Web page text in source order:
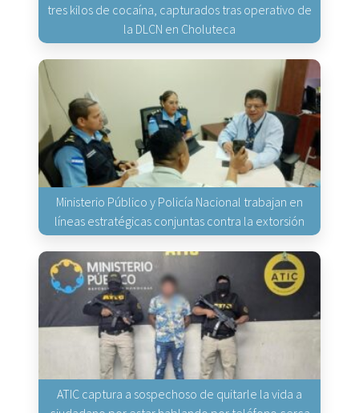
tres kilos de cocaína, capturados tras operativo de
la DLCN en Choluteca
Ministerio Público y Policía Nacional trabajan en
líneas estratégicas conjuntas contra la extorsión
ATIC captura a sospechoso de quitarle la vida a